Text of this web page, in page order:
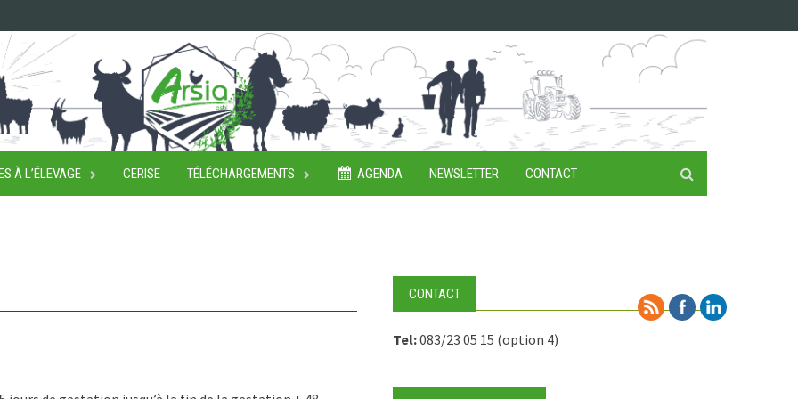
À L’ÉLEVAGE CERISE TÉLÉCHARGEMENTS AGENDA NEWSLETTER CONTACT
CONTACT
Tel:083/23 05 15 (option 4)